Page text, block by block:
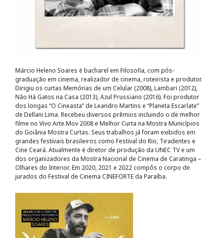
Márcio Heleno Soares é bacharel em Filosofia, com pós-
graduação em cinema, realizador de cinema, roteirista e produtor.
Dirigiu os curtas Memórias de um Celular (2008), Lambari (2012),
Não Há Gatos na Casa (2013), Azul Prussiano (2016). Foi produtor
dos longas “O Cineasta” de Leandro Martins e “Planeta Escarlate”
de Dellani Lima. Recebeu diversos prêmios incluindo o de melhor
filme no Vivo Arte.Mov 2008 e Melhor Curta na Mostra Municípios
do Goiânia Mostra Curtas. Seus trabalhos já foram exibidos em
grandes festivais brasileiros como Festival do Rio, Tiradentes e
Cine Ceará. Atualmente é diretor de produção da UNEC TV e um
dos organizadores da Mostra Nacional de Cinema de Caratinga –
Olhares do Interior. Em 2020, 2021 e 2022 compôs o corpo de
jurados do Festival de Cinema CINEFORTE da Paraíba.